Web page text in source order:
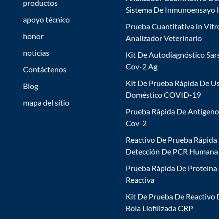
productos
apoyo técnico
honor
noticias
Contáctenos
Blog
mapa del sitio
Sistema De Inmunoensayo
Prueba Cuantitativa In
Analizador Veterinario
Kit De Autodiagnóstico
Cov-2 Ag
Kit De Prueba Rápida De
Doméstico COVID-19
Prueba Rápida De
Cov-2
Reactivo De Prueba Rápida
Detección De PCR Humana
Prueba Rápida De Proteína
Reactiva
Kit De Prueba De Reactivo
Bola Liofilizada CRP